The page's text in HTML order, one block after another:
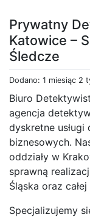
Prywatny
Katowice –
Śledcze
Dodano: 1 miesiąc 2
Biuro
agencja
dyskretne
biznesowych.
oddziały w
sprawną
Śląska oraz
Specjalizujemy